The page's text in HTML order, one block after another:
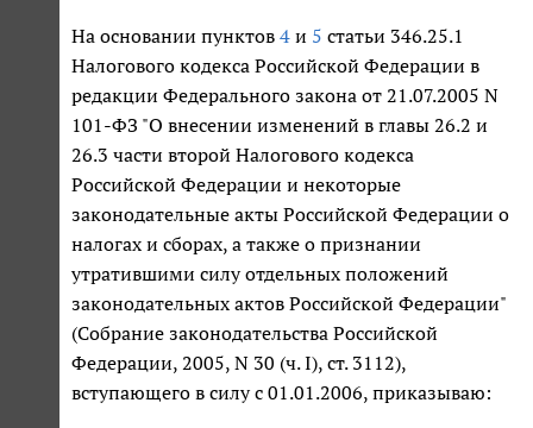
На основании пунктов 4 и 5 статьи 346.25.1
Налогового кодекса Российской Федерации в
редакции Федерального закона от 21.07.2005 N
101-ФЗ "О внесении изменений в главы 26.2 и
26.3 части второй Налогового кодекса
Российской Федерации и некоторые
законодательные акты Российской Федерации о
налогах и сборах, а также о признании
утратившими силу отдельных положений
законодательных актов Российской Федерации"
(Собрание законодательства Российской
Федерации, 2005, N 30 (ч. I), ст. 3112),
вступающего в силу с 01.01.2006, приказываю: